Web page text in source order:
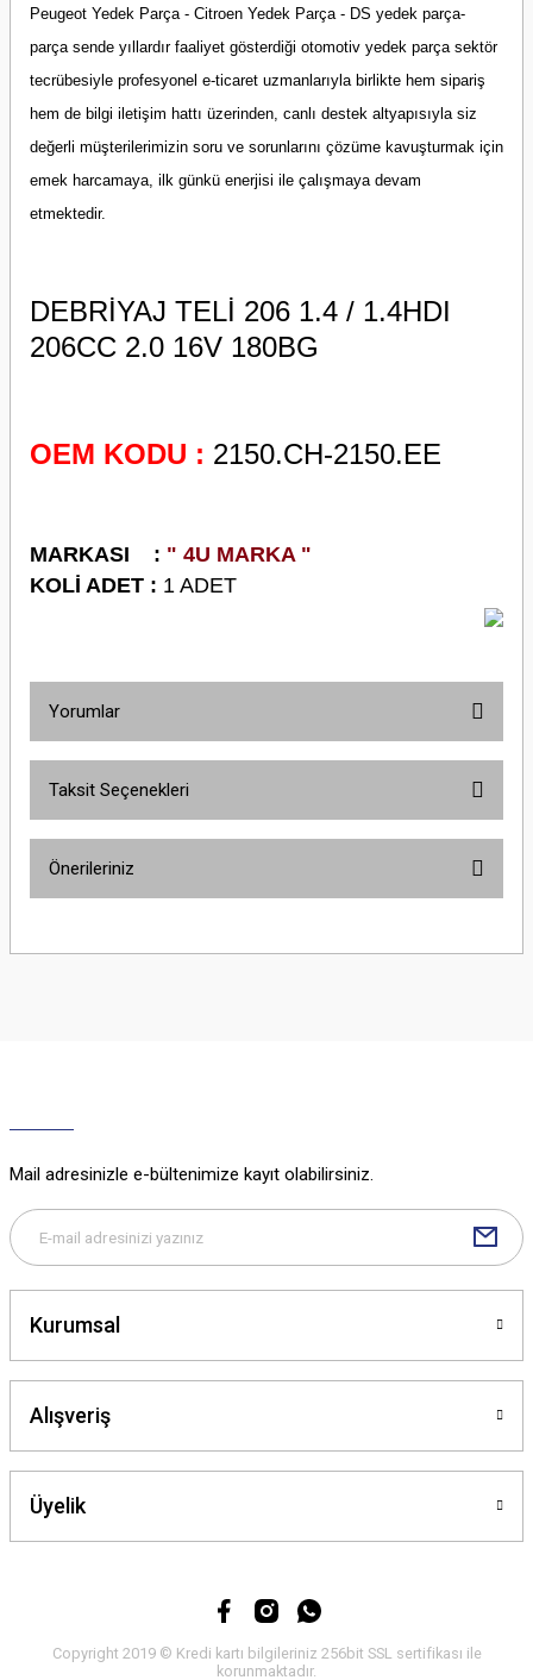
Peugeot Yedek Parça - Citroen Yedek Parça - DS yedek parça-
parça sende yıllardır faaliyet gösterdiği otomotiv yedek parça sektör
tecrübesiyle profesyonel e-ticaret uzmanlarıyla birlikte hem sipariş
hem de bilgi iletişim hattı üzerinden, canlı destek altyapısıyla siz
değerli müşterilerimizin soru ve sorunlarını çözüme kavuşturmak için
emek harcamaya, ilk günkü enerjisi ile çalışmaya devam
etmektedir.
DEBRİYAJ TELİ 206 1.4 / 1.4HDI
206CC 2.0 16V 180BG
OEM KODU : 2150.CH-2150.EE
MARKASI : " 4U MARKA "
KOLİ ADET : 1 ADET
Yorumlar
Taksit Seçenekleri
Önerileriniz
yetersiz gördüğünüz noktaları öneri formunu kullanarak tarafımıza
Bu ürüne benzer farklı alternatifler olmalı.
Mail adresinizle e-bültenimize kayıt olabilirsiniz.
Kurumsal
Alışveriş
Üyelik
Copyright 2019 © Kredi kartı bilgileriniz 256bit SSL sertifikası ile
korunmaktadır.